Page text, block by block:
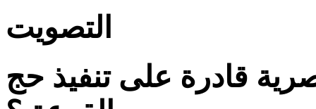
التصويت
قادرة على تنفيذ حج